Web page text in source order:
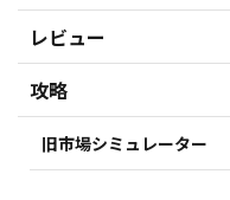
レビュー
攻略
旧市場シミュレーター